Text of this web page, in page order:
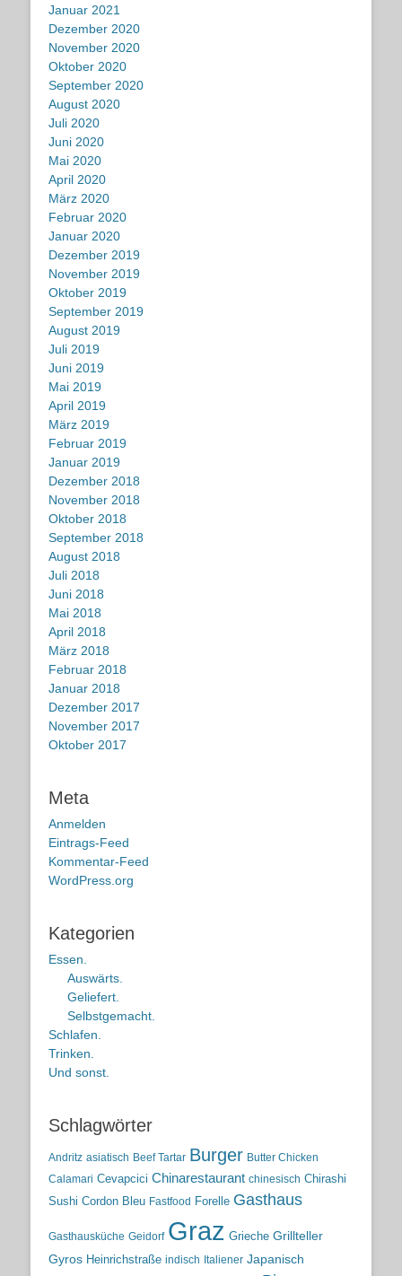
Januar 2021
Dezember 2020
November 2020
Oktober 2020
September 2020
August 2020
Juli 2020
Juni 2020
Mai 2020
April 2020
März 2020
Februar 2020
Januar 2020
Dezember 2019
November 2019
Oktober 2019
September 2019
August 2019
Juli 2019
Juni 2019
Mai 2019
April 2019
März 2019
Februar 2019
Januar 2019
Dezember 2018
November 2018
Oktober 2018
September 2018
August 2018
Juli 2018
Juni 2018
Mai 2018
April 2018
März 2018
Februar 2018
Januar 2018
Dezember 2017
November 2017
Oktober 2017
Meta
Anmelden
Eintrags-Feed
Kommentar-Feed
WordPress.org
Kategorien
Essen.
Auswärts.
Geliefert.
Selbstgemacht.
Schlafen.
Trinken.
Und sonst.
Schlagwörter
Andritz asiatisch Beef Tartar Burger Butter Chicken
Calamari Cevapcici Chinarestaurant chinesisch Chirashi
Sushi Cordon Bleu Fastfood Forelle Gasthaus
Gasthausküche Geidorf Graz Grieche Grillteller
Gyros Heinrichstraße indisch Italiener Japanisch